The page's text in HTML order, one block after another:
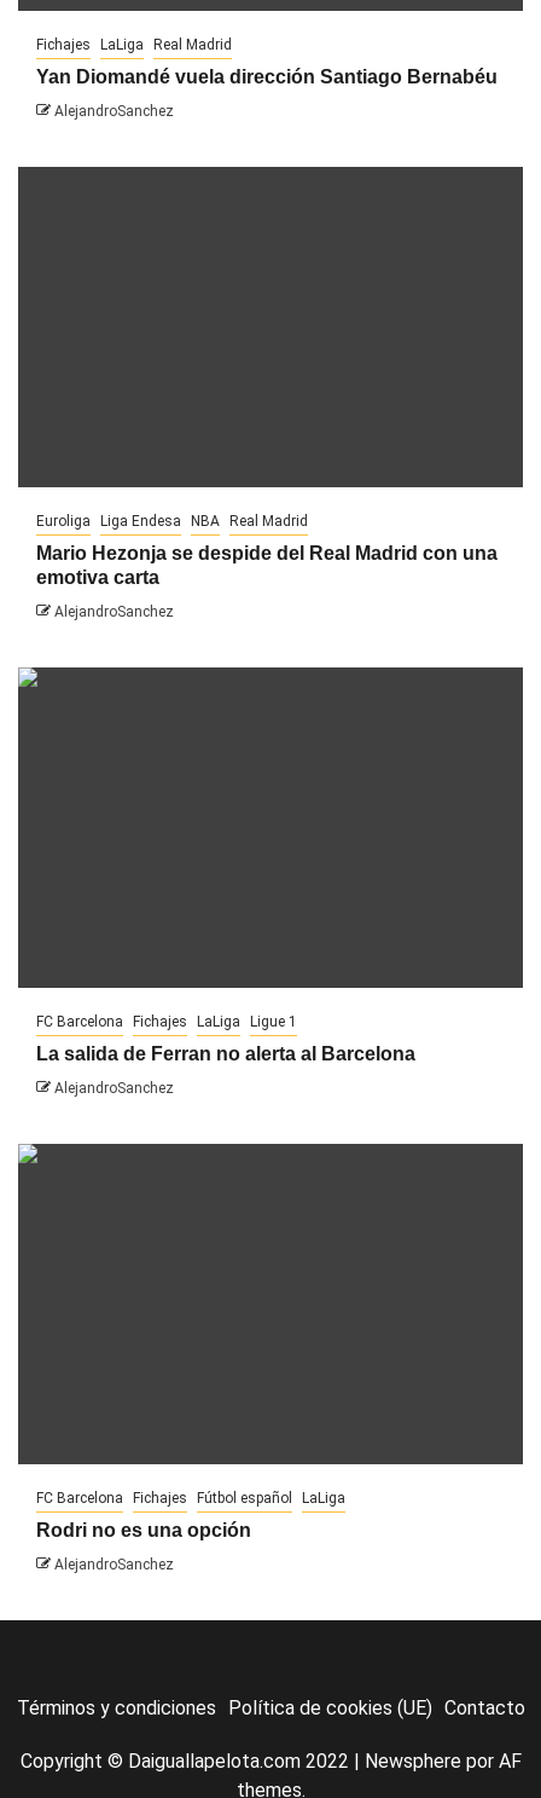
Fichajes LaLiga Real Madrid
Yan Diomandé vuela dirección Santiago Bernabéu
AlejandroSanchez
Euroliga Liga Endesa NBA Real Madrid
Mario Hezonja se despide del Real Madrid con una
emotiva carta
AlejandroSanchez
FC Barcelona Fichajes LaLiga Ligue 1
La salida de Ferran no alerta al Barcelona
AlejandroSanchez
FC Barcelona Fichajes Fútbol español LaLiga
Rodri no es una opción
AlejandroSanchez
Términos y condiciones Política de cookies (UE) Contacto
Copyright © Daiguallapelota.com 2022 | Newspherepor AF
themes.